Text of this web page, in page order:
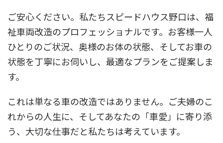
ご安心ください。私たちスピードハウス野口は、福
祉車両改造のプロフェッショナルです。お客様一人
ひとりのご状況、奥様のお体の状態、そしてお車の
状態を丁寧にお伺いし、最適なプランをご提案しま
す。
これは単なる車の改造ではありません。ご夫婦のこ
れからの人生に、そしてあなたの「車愛」に寄り添
う、大切な仕事だと私たちは考えています。